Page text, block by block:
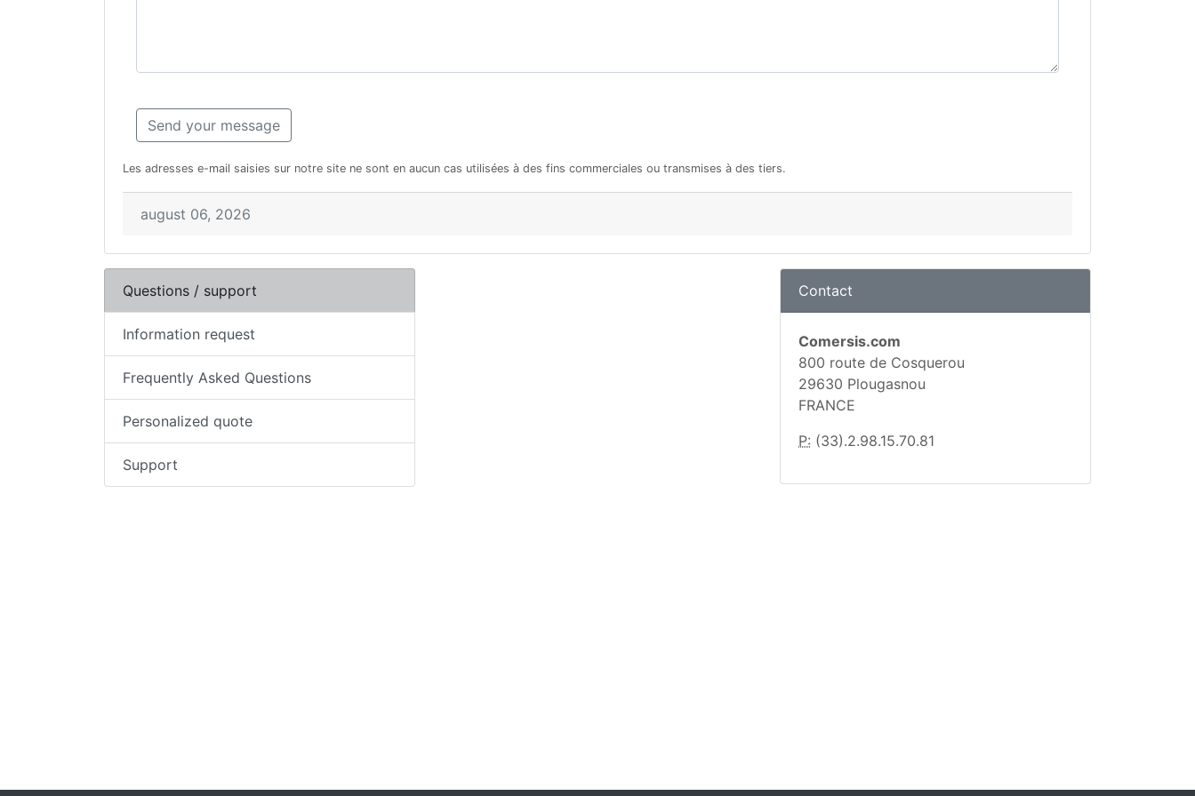
Les adresses e-mail saisies sur notre site ne sont en aucun cas utilisées à des fins commerciales ou transmises à des tiers.
august 06, 2026
Questions / support
Information request
Frequently Asked Questions
Personalized quote
Support
Contact
Comersis.com
800 route de Cosquerou
29630 Plougasnou
FRANCE
P: (33).2.98.15.70.81